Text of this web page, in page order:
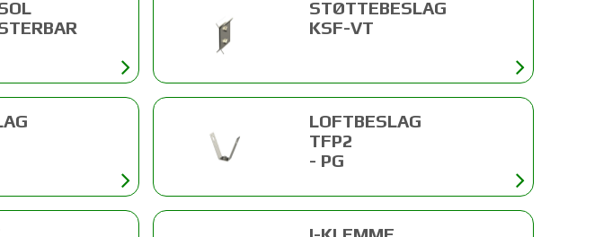
STØTTEBESLAG
KSF-VT
LOFTBESLAG
TFP2
- PG